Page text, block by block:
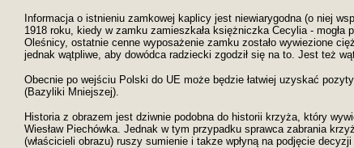
Informacja o istnieniu zamkowej kaplicy jest niewiarygodna (o niej
1918 roku, kiedy w zamku zamieszkała księżniczka Cecylia -
Oleśnicy, ostatnie cenne wyposażenie zamku zostało wywiezione
jednak wątpliwe, aby dowódca radziecki zgodził się na to. Jest też
Obecnie po wejściu Polski do UE może będzie łatwiej uzyskać
(Bazyliki Mniejszej).
Historia z obrazem jest dziwnie podobna do historii krzyża, który
Wiesław Piechówka. Jednak w tym przypadku sprawca zabrania
(właścicieli obrazu) ruszy sumienie i takze wpłyną na podjęcie